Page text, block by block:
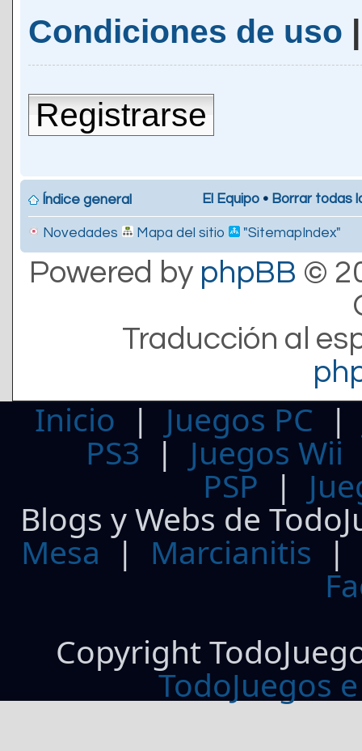
Condiciones de uso
Registrarse
Índice general El Equipo • Borrar todas
Novedades Mapa del sitio "SitemapIndex"
Powered by phpBB ©
Traducción al
Inicio | Juegos PC
PS3| Juegos Wii
PSP |
Blogs y Webs de
Mesa | Marcianitis |
Copyright
TodoJuegos